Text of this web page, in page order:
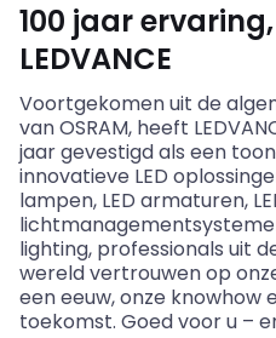
100 jaar
LEDVANCE
Voortgekomen uit de
van OSRAM, heeft
jaar gevestigd als een
innovatieve LED
lampen, LED armaturen,
lighting, professionals uit
wereld vertrouwen op
een eeuw, onze knowhow
toekomst. Goed voor u –